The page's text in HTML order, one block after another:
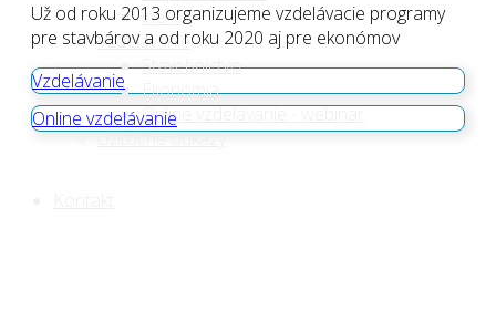
iné ...
Vzdelávanie
Stavebníctvo
Ekonómia
Online vzdelávanie - webinár
Užitočné odkazy
Už od roku 2013 organizujeme vzdelávacie programy
pre stavbárov a od roku 2020 aj pre ekonómov
Vzdelávanie
Online vzdelávanie